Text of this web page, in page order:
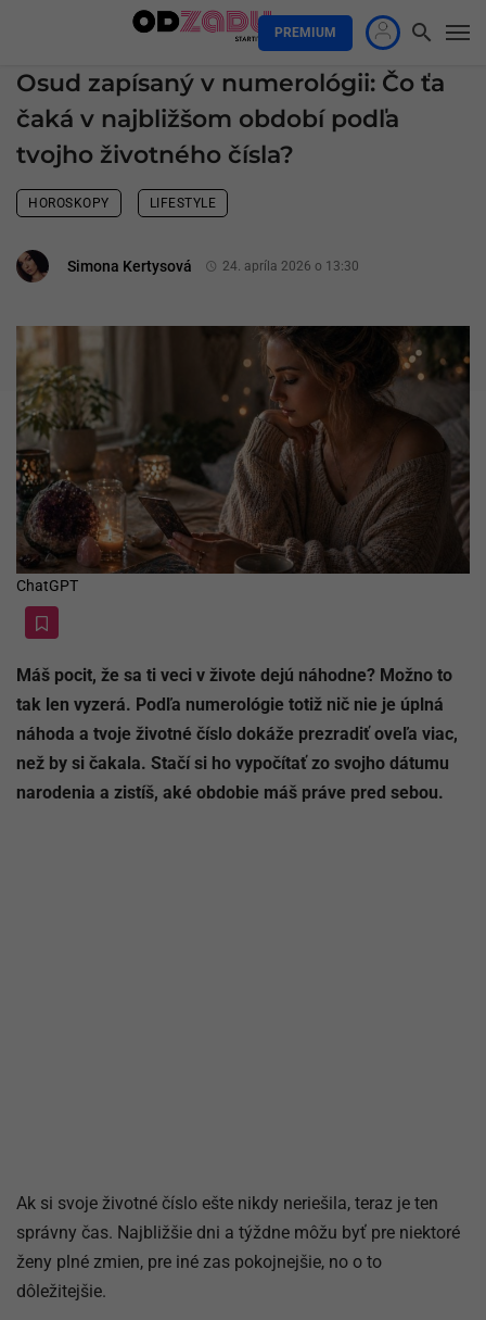
PREMIUM
Osud zapísaný v numerológii: Čo ťa
čaká v najbližšom období podľa
tvojho životného čísla?
HOROSKOPY LIFESTYLE
Simona Kertysová 24. apríla 2026 o 13:30
ChatGPT
Máš pocit, že sa ti veci v živote dejú náhodne? Možno to
tak len vyzerá. Podľa numerológie totiž nič nie je úplná
náhoda a tvoje životné číslo dokáže prezradiť oveľa viac,
než by si čakala. Stačí si ho vypočítať zo svojho dátumu
narodenia a zistíš, aké obdobie máš práve pred sebou.
Ak si svoje životné číslo ešte nikdy neriešila, teraz je ten
správny čas. Najbližšie dni a týždne môžu byť pre niektoré
ženy plné zmien, pre iné zas pokojnejšie, no o to
dôležitejšie.